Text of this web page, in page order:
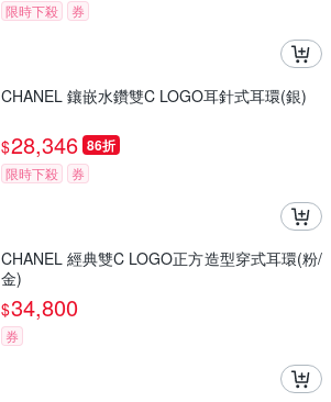
限時下殺
券
CHANEL 鑲嵌水鑽雙C LOGO耳針式耳環(銀)
$28,346 86折
限時下殺 券
CHANEL 經典雙C LOGO正方造型穿式耳環(粉/
金)
$34,800
券